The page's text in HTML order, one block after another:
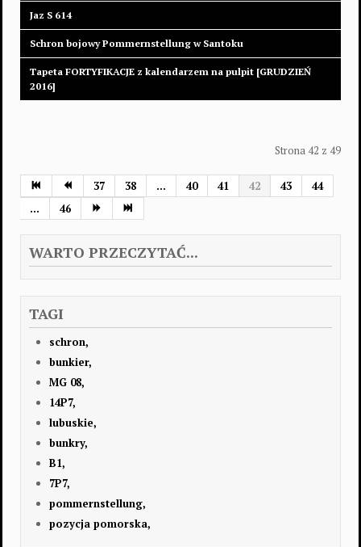
Jaz S 614
Schron bojowy Pommernstellung w Santoku
Tapeta FORTYFIKACJE z kalendarzem na pulpit [GRUDZIEŃ
2016]
Strona 42 z 49
37 38 ... 40 41 42 43
44
...
46
WARTO PRZECZYTAĆ...
TAGI
schron,
bunkier,
MG 08,
14P7,
lubuskie,
bunkry,
B1,
7P7,
pommernstellung,
pozycja pomorska,